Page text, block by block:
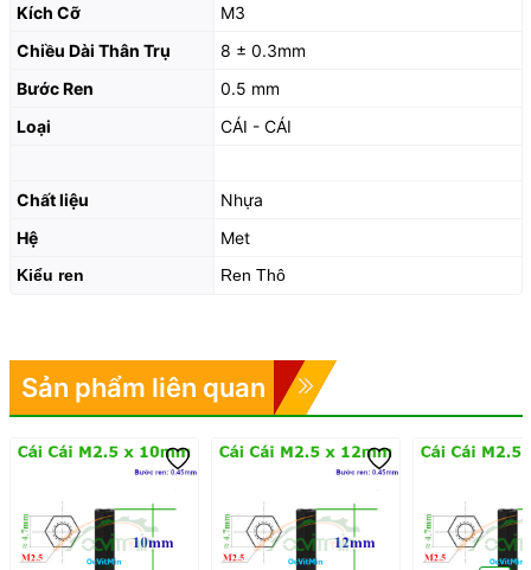
Kích Cỡ
M3
Chiều Dài Thân Trụ
8 ± 0.3mm
Bước Ren
0.5 mm
Loại
CÁI - CÁI
Chất liệu
Nhựa
Hệ
Met
Kiểu ren Ren Thô
Sản phẩm liên quan